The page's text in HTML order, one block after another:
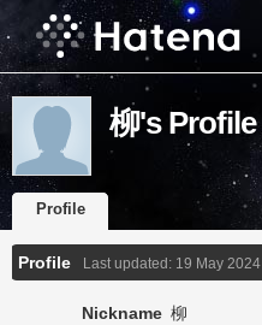
柳's Profile
Profile
Profile Last updated: 19 May 2024
Nickname 柳